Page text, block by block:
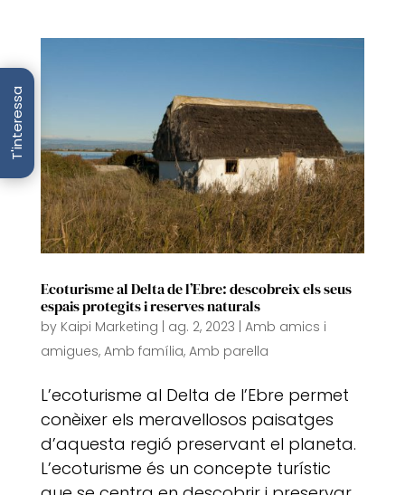
T'interessa
Ecoturisme al Delta de l’Ebre: descobreix els seus
espais protegits i reserves naturals
by Kaipi Marketing | ag. 2, 2023 | Amb amics i
amigues, Amb família, Amb parella
L’ecoturisme al Delta de l’Ebre permet
conèixer els meravellosos paisatges
d’aquesta regió preservant el planeta.
L’ecoturisme és un concepte turístic